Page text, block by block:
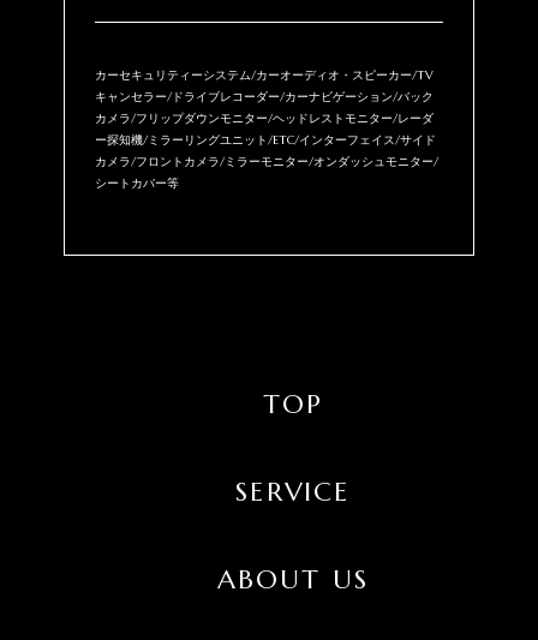
カーセキュリティーシステム/カーオーディオ・スピーカー/TV
キャンセラー/ドライブレコーダー/カーナビゲーション/バック
カメラ/フリップダウンモニター/ヘッドレストモニター/レーダ
ー探知機/ミラーリングユニット/ETC/インターフェイス/サイド
カメラ/フロントカメラ/ミラーモニター/オンダッシュモニター/
シートカバー等
TOP
SERVICE
ABOUT US